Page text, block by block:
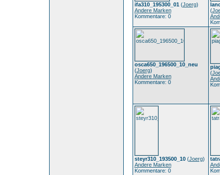
ifa310_195300_01(Joerg)
Andere Marken
Kommentare: 0
(
osca650_196500_10_neu
(Joerg)
Andere Marken
Kommentare: 0
(
steyr310_193500_10(Joerg)
Andere Marken
Kommentare: 0